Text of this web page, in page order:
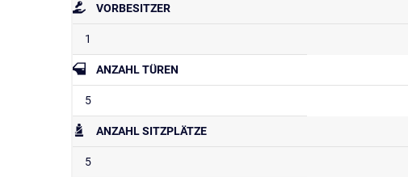
VORBESITZER
1
ANZAHL TÜREN
5
ANZAHL SITZPLÄTZE
5